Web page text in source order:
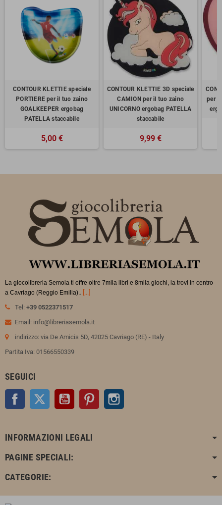
CONTOUR KLETTIE speciale
PORTIERE per il tuo zaino
GOALKEEPER ergobag
PATELLA staccabile
5,00 €
CONTOUR KLETTIE 3D speciale
CAMION per il tuo zaino
UNICORNO ergobag PATELLA
staccabile
9,99 €
per il
La giocolibreria Semola ti offre oltre 7mila libri e 8mila giochi, la trovi in centro
a Cavriago (Reggio Emilia).. [...]
Tel: +39 0522371517
Email: info@libreriasemola.it
indirizzo: via De Amicis 5D, 42025 Cavriago (RE) - Italy
Partita Iva: 01566550339
SEGUICI
Facebook Twitter YouTube Pinterest
INFORMAZIONI LEGALI
PAGINE SPECIALI:
CATEGORIE: